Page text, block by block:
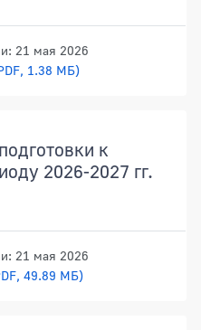
21 мая 2026
1.38 МБ)
к
2026-2027 гг.
21 мая 2026
49.89 МБ)